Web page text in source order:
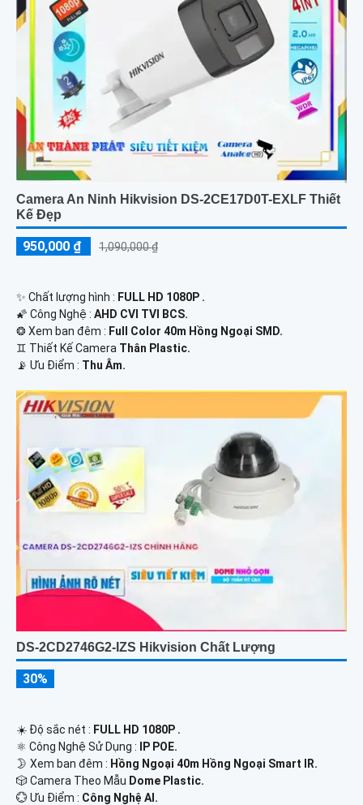
Camera An Ninh Hikvision DS-2CE17D0T-EXLF Thiết
Kế Đẹp
950,000 ₫ 1,090,000 ₫
✨ Chất lượng hình : FULL HD 1080P .
🌠 Công Nghệ : AHD CVI TVI BCS.
❂ Xem ban đêm : Full Color 40m Hồng Ngoại SMD.
♊ Thiết Kế Camera Thân Plastic.
️📡 Ưu Điểm : Thu Âm.
DS-2CD2746G2-IZS Hikvision Chất Lượng
30%
☀️ Độ sắc nét : FULL HD 1080P .
⚛️ Công Nghệ Sử Dụng :
IP POE.
🌛 Xem ban đêm : Hồng Ngoại 40m Hồng Ngoại Smart IR.
🎲 Camera Theo Mẫu Dome Plastic.
️💮 Ưu Điểm : Công Nghệ AI.